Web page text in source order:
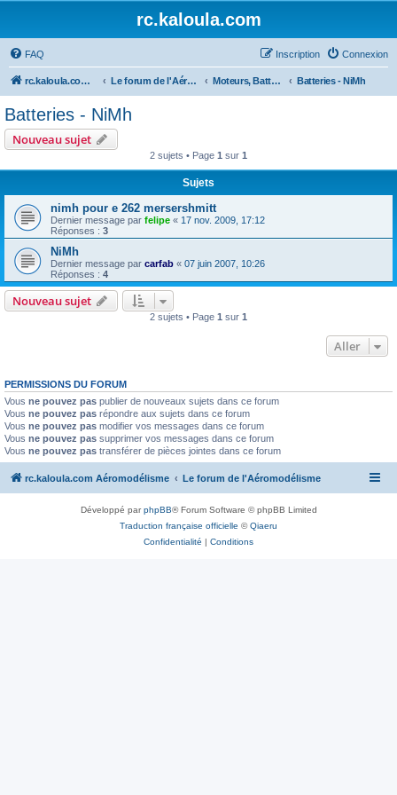
rc.kaloula.com
FAQ Connexion
Inscription
rc.kaloula.com Aéromodélisme Le forum de l'Aéromodélisme Moteurs, Batteries et Chargeurs Batteries - NiMh
Batteries - NiMh
Nouveau sujet
2 sujets • Page 1 sur 1
Sujets
nimh pour e 262 mersershmitt
Dernier message par felipe « 17 nov. 2009, 17:12
Réponses : 3
NiMh
Dernier message par carfab « 07 juin 2007, 10:26
Réponses : 4
Nouveau sujet
2 sujets • Page 1 sur 1
Aller
PERMISSIONS DU FORUM
Vous ne pouvez pas publier de nouveaux sujets dans ce forum
Vous ne pouvez pas répondre aux sujets dans ce forum
Vous ne pouvez pas modifier vos messages dans ce forum
Vous ne pouvez pas supprimer vos messages dans ce forum
Vous ne pouvez pas transférer de pièces jointes dans ce forum
rc.kaloula.com Aéromodélisme Le forum de l'Aéromodélisme
Développé parphpBB® Forum Software © phpBB Limited
Traduction française officielle ©Qiaeru
Confidentialité | Conditions